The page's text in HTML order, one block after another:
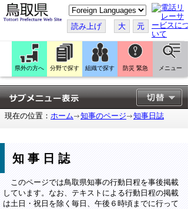
こ
の
ペ
ー
ジ
翻
訳
す
る
読み上げ 大 元
県外の方へ 分野で探す 組織で探す 防災 緊急 メニュー
現在の位置： ホーム 知事のページ 知事日誌
知事日誌
このページでは鳥取県知事の行動日程を事後掲載
しています。なお、テキストによる行動日程の掲載
は土日・祝日を除く毎日、午後６時頃までに行って